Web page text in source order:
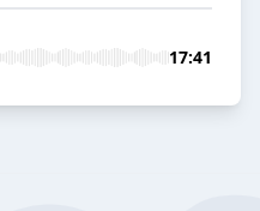
17:41